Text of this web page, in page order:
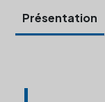
Présentation